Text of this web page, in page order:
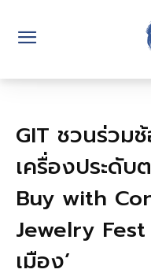
GIT ชวนร่ว
เครื่องประดับ
Buy with
Jewelry Fest
เมือง’